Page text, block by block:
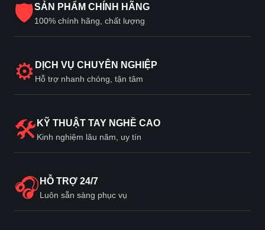
🛡SẢN PHẨM CHÍNH HÃNG
100% chính hãng, chất lượng
⚙ DỊCH VỤ CHUYÊN NGHIỆP
Hỗ trợ nhanh chóng, tận tâm
🛠 KỸ THUẬT TAY NGHỀ CAO
Kinh nghiệm lâu năm, uy tín
🎧 HỖ TRỢ 24/7
Luôn sẵn sàng phục vụ